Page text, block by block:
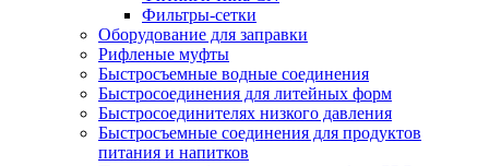
Фильтры-сетки
Оборудование для заправки
Рифленые муфты
Быстросъемные водные соединения
Быстросоединения для литейных форм
Быстросоединителях низкого давления
Быстросъемные соединения для продуктов
питания и напитков